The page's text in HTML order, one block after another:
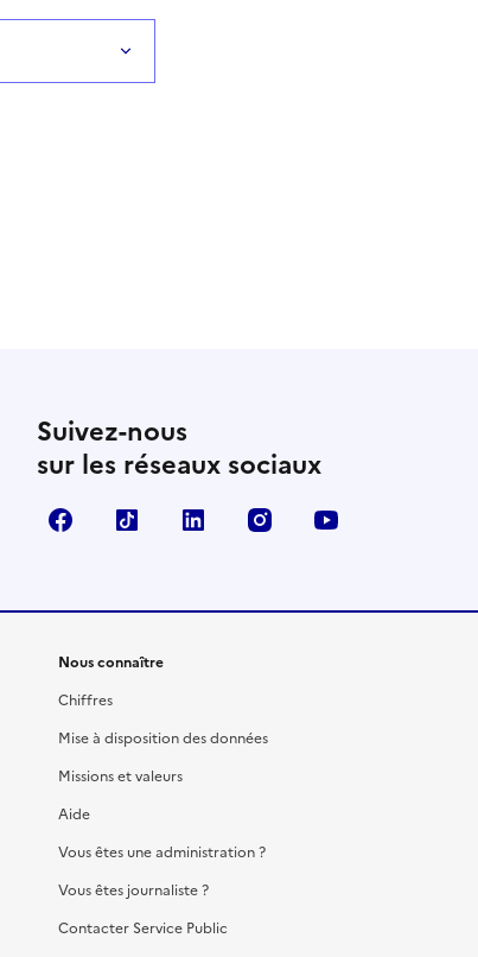
Suivez-nous
sur les réseaux sociaux
FacebookTikTok LinkedIn Instagram
Nous connaître
Chiffres
Mise à disposition des données
Missions et valeurs
Aide
Vous êtes une administration ?
Vous êtes journaliste ?
Contacter Service Public